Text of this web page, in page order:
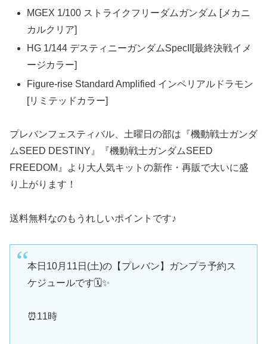
MGEX 1/100 ストライクフリーダムガンダム [メカニ
カルクリア]
HG 1/144 デスティニーガンダムSpecII[最終決戦イメ
ージカラー]
Figure-rise Standard Amplified インペリアルドラモン
[リミテッドカラー]
プレバンフェスティバル、土曜日の部は『機動戦士ガンダ
ムSEED DESTINY』『機動戦士ガンダムSEED
FREEDOM』より大人気キットの新作・再販で大いに盛
り上がります！
送料無料なのもうれしいポイントです♪
本日10月11日(土)の【プレバン】ガンプラ予約ス
ケジュールです🗓️✨
⏰11時